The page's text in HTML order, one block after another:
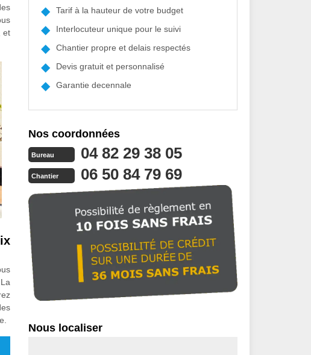
et
Tarif à la hauteur de votre budget
Interlocuteur unique pour le suivi
Chantier propre et delais respectés
Devis gratuit et personnalisé
Garantie decennale
Nos coordonnées
Bureau 04 82 29 38 05
Chantier 06 50 84 79 69
Nous localiser